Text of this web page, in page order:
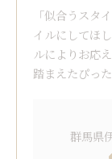
「似合うスタ
イルにしてほ
ルによりお応
踏まえたぴっ
群馬県